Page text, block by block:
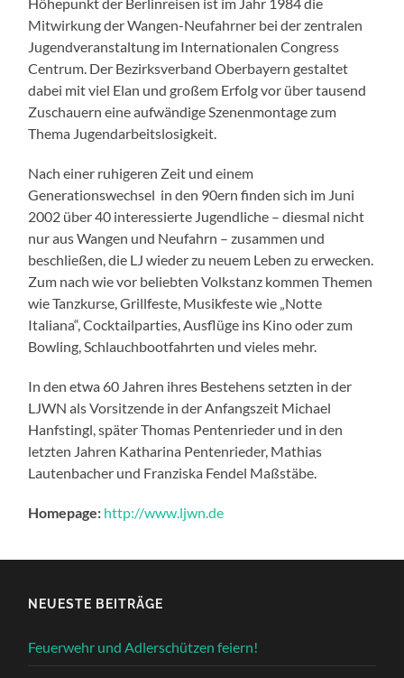
Mitwirkung der Wangen-Neufahrner bei der zentralen
Jugendveranstaltung im Internationalen Congress
Centrum. Der Bezirksverband Oberbayern gestaltet
dabei mit viel Elan und großem Erfolg vor über tausend
Zuschauern eine aufwändige Szenenmontage zum
Thema Jugendarbeitslosigkeit.
Nach einer ruhigeren Zeit und einem
Generationswechsel in den 90ern finden sich im Juni
2002 über 40 interessierte Jugendliche – diesmal nicht
nur aus Wangen und Neufahrn – zusammen und
beschließen, die LJ wieder zu neuem Leben zu erwecken.
Zum nach wie vor beliebten Volkstanz kommen Themen
wie Tanzkurse, Grillfeste, Musikfeste wie „Notte
Italiana“, Cocktailparties, Ausflüge ins Kino oder zum
Bowling, Schlauchbootfahrten und vieles mehr.
In den etwa 60 Jahren ihres Bestehens setzten in der
LJWN als Vorsitzende in der Anfangszeit Michael
Hanfstingl, später Thomas Pentenrieder und in den
letzten Jahren Katharina Pentenrieder, Mathias
Lautenbacher und Franziska Fendel Maßstäbe.
Homepage: http://www.ljwn.de
NEUESTE BEITRÄGE
Feuerwehr und Adlerschützen feiern!